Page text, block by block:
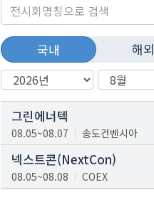
국내 해외
그린에너텍
08.05~08.07 송도컨벤시아
넥스트콘(NextCon)
08.05~08.08 COEX